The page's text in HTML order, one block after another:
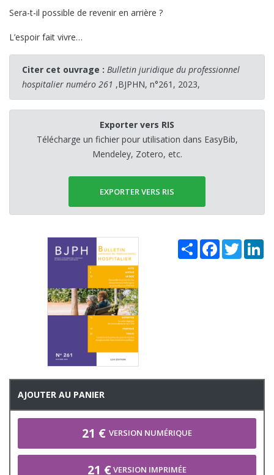
Sera-t-il possible de revenir en arrière ?
L’espoir fait vivre…
Citer cet ouvrage : Bulletin juridique du professionnel
hospitalier numéro 261 ,BJPHN, n°261, 2023,
Exporter vers RIS
Télécharge un fichier pour utilisation dans EasyBib,
Mendeley, Zotero, etc.
EXPORTER VERS RIS
Share Facebook
Twitter
AJOUTER AU PANIER
21 € VERSION NUMÉRIQUE
21 €VERSION IMPRIMÉE